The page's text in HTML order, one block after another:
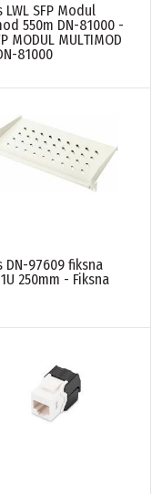
LWL SFP Modul
550m DN-81000 -
MODUL MULTIMOD
81000
DN-97609 fiksna
250mm - Fiksna